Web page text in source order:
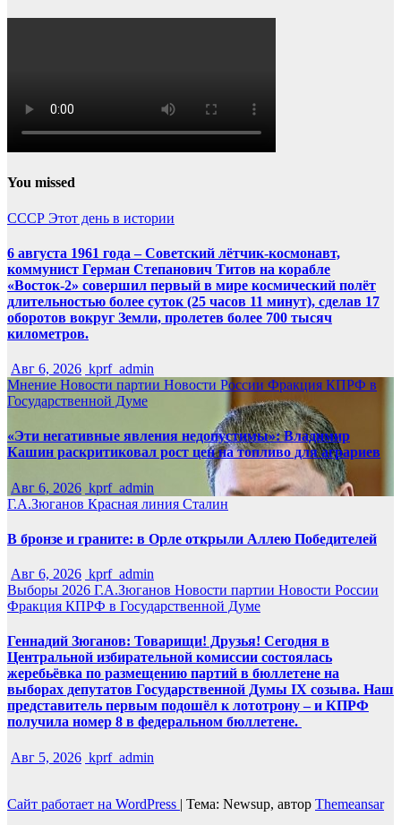
You missed
СССР Этот день в истории
6 августа 1961 года – Советский лётчик-космонавт,
коммунист Герман Степанович Титов на корабле
«Восток-2» совершил первый в мире космический полёт
длительностью более суток (25 часов 11 минут), сделав 17
оборотов вокруг Земли, пролетев более 700 тысяч
километров.
Авг 6, 2026 kprf_admin
Мнение Новости партии Новости России Фракция КПРФ в
Государственной Думе
«Эти негативные явления недопустимы»: Владимир
Кашин раскритиковал рост цен на топливо для аграриев
Авг 6, 2026 kprf_admin
Г.А.Зюганов Красная линия Сталин
В бронзе и граните: в Орле открыли Аллею Победителей
Авг 6, 2026 kprf_admin
Выборы 2026 Г.А.Зюганов Новости партии Новости России
Фракция КПРФ в Государственной Думе
Геннадий Зюганов: Товарищи! Друзья! Сегодня в
Центральной избирательной комиссии состоялась
жеребьёвка по размещению партий в бюллетене на
выборах депутатов Государственной Думы IX созыва. Наш
представитель первым подошёл к лототрону – и КПРФ
получила номер 8 в федеральном бюллетене.
Авг 5, 2026 kprf_admin
Сайт работает на WordPress | Тема: Newsup, автор Themeansar